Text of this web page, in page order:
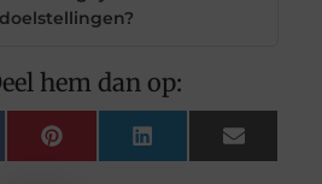
hem dan op:
Pinterest LinkedIn Email